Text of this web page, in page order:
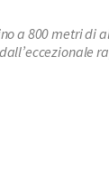
a 800 metri di